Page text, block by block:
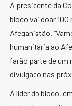
A presidente da
bloco vai doar 100
Afeganistão.
humanitária ao
farão parte de um
divulgado nas
A líder do bloco,